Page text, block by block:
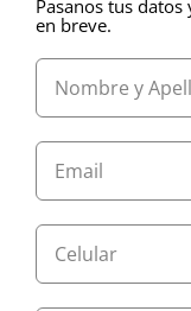
Pasanos tus
en breve.